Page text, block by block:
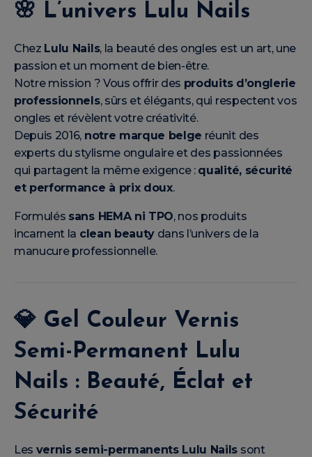
🌸 L’univers Lulu Nails
Chez Lulu Nails, la beauté des ongles est un art, une
passion et un moment de bien-être.
Notre mission ? Vous offrir des produits d’onglerie
professionnels, sûrs et élégants, qui respectent vos
ongles et révèlent votre créativité.
Depuis 2016, notre marque belge réunit des
experts du stylisme ongulaire et des passionnées
qui partagent la même exigence : qualité, sécurité
et performance à prix doux.
Formulés sans HEMA ni TPO, nos produits
incarnent la clean beauty dans l’univers de la
manucure professionnelle.
💎 Gel Couleur Vernis
Semi-Permanent Lulu
Nails : Beauté, Éclat et
Sécurité
Les vernis semi-permanents Lulu Nails sont